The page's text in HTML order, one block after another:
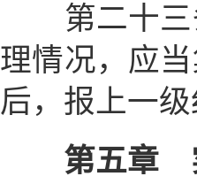
第二十三
理情况，应
后，报上一
第五章